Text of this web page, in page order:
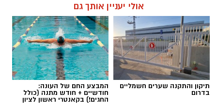
אולי יעניין אותך גם
תיקון והתקנה שערים חשמליים
בדרום
המבצע החם של העונה:
חודשיים + חודש מתנה (כולל
החגים!) בקאנטרי ראשון לציון